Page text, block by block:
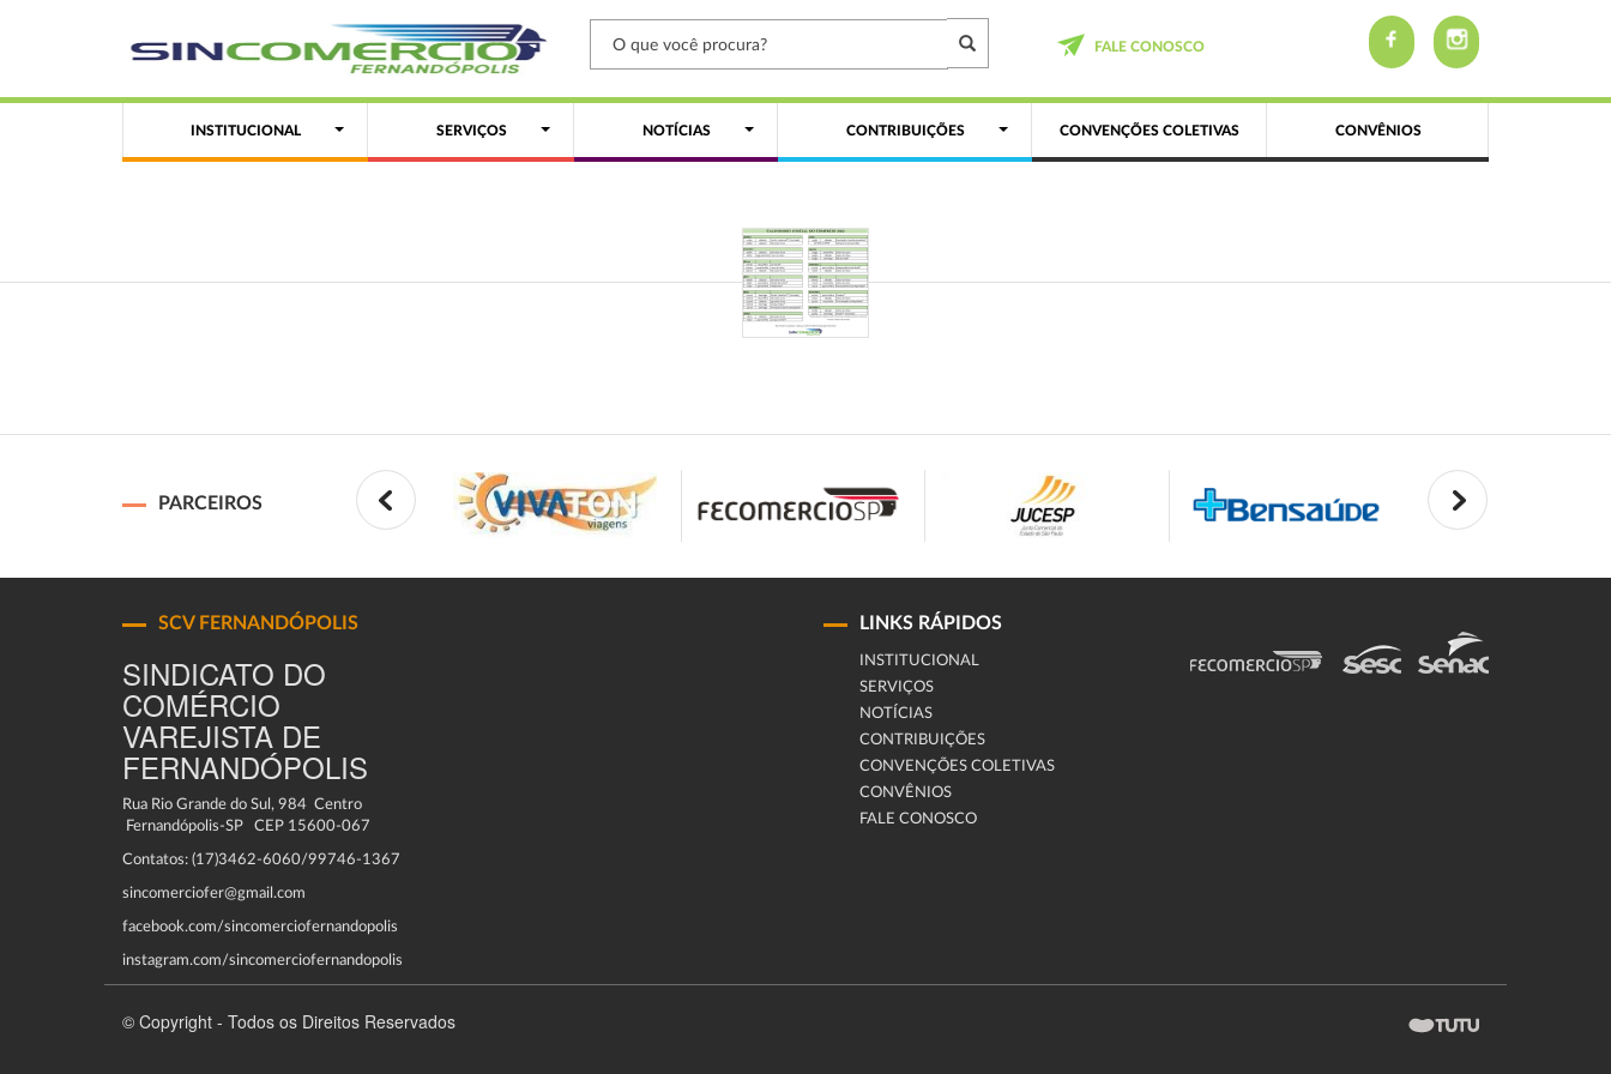
FALE CONOSCO
INSTITUCIONAL SERVIÇOS NOTÍCIAS CONTRIBUIÇÕES CONVENÇÕES COLETIVAS CONVÊNIOS
PARCEIROS
SCV FERNANDÓPOLIS
SINDICATO DO
COMÉRCIO
VAREJISTA DE
FERNANDÓPOLIS
Rua Rio Grande do Sul, 984 Centro
Fernandópolis-SP CEP 15600-067
Contatos: (17)3462-6060/99746-1367
sincomerciofer@gmail.com
facebook.com/sincomerciofernandopolis
instagram.com/sincomerciofernandopolis
LINKS RÁPIDOS
INSTITUCIONAL
SERVIÇOS
NOTÍCIAS
CONTRIBUIÇÕES
CONVENÇÕES COLETIVAS
CONVÊNIOS
FALE CONOSCO
© Copyright - Todos os Direitos Reservados